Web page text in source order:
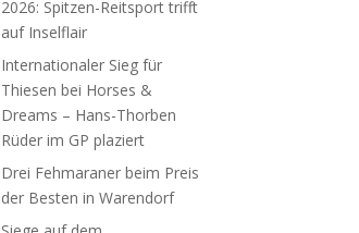
2026: Spitzen-Reitsport trifft
auf Inselflair
Internationaler Sieg für
Thiesen bei Horses &
Dreams – Hans-Thorben
Rüder im GP plaziert
Drei Fehmaraner beim Preis
der Besten in Warendorf